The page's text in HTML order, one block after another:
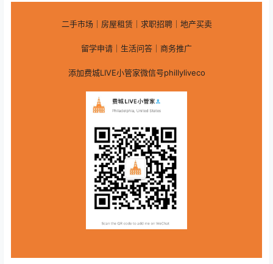
二手市场｜房屋租赁｜求职招聘｜地产买卖
留学申请｜生活问答｜商务推广
添加费城LIVE小管家微信号phillyliveco